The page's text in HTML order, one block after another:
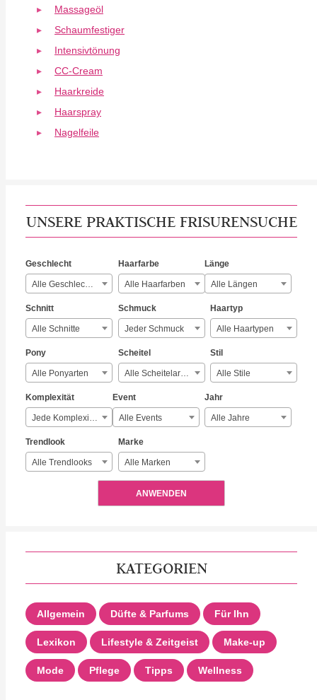
Massageöl
Schaumfestiger
Intensivtönung
CC-Cream
Haarkreide
Haarspray
Nagelfeile
UNSERE PRAKTISCHE FRISURENSUCHE
Geschlecht
Alle Geschlechter
Haarfarbe
Alle Haarfarben
Länge
Alle Längen
Schnitt
Alle Schnitte
Schmuck
Jeder Schmuck
Haartyp
Alle Haartypen
Pony
Alle Ponyarten
Scheitel
Alle Scheitelarten
Stil
Alle Stile
Komplexität
Jede Komplexität
Event
Alle Events
Jahr
Alle Jahre
Trendlook
Alle Trendlooks
Marke
Alle Marken
ANWENDEN
KATEGORIEN
Allgemein Düfte & Parfums Für Ihn
Lexikon Lifestyle & Zeitgeist Make-up
Mode Pflege Tipps Wellness